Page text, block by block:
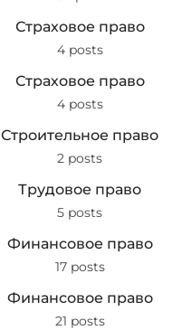
Страховое право
4 posts
Страховое право
4 posts
Строительное право
2 posts
Трудовое право
5 posts
Финансовое право
17 posts
Финансовое право
21 posts